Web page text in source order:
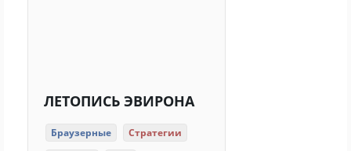
ЛЕТОПИСЬ ЭВИРОНА
Браузерные
Стратегии